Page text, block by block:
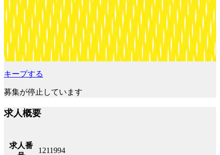
キープする
募集が停止しています
求人概要
求人番
1211994